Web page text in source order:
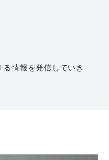
情報を発信していき